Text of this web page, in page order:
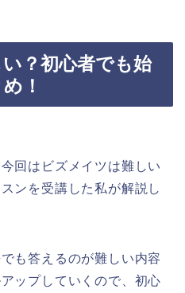
？初心者でも始
！
回はビズメイツは難しい
ンを受講した私が解説し
も答えるのが難しい内容
ップしていくので、初心